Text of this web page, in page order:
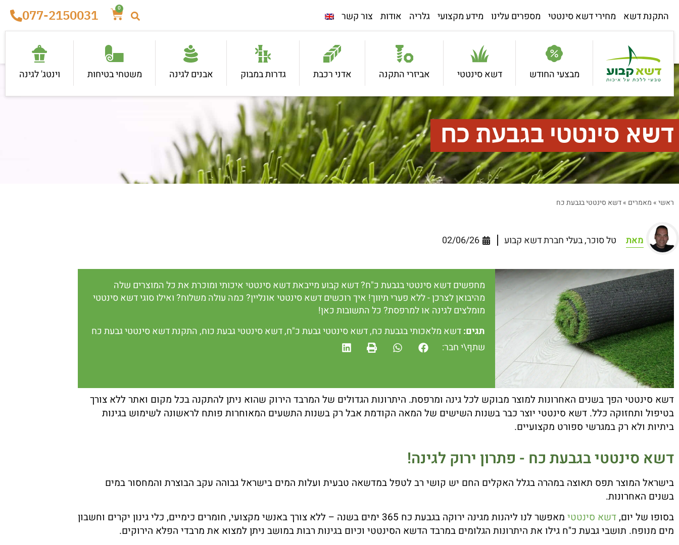
התקנת דשא מחירי דשא סינטטי מספרים עלינו מידע מקצועי גלריה אודות צור קשר
0
077-2150031
מבצעי החודש דשא סינטטי אביזרי התקנה אדני רכבת גדרות במבוק אבנים לגינה משטחי בטיחות וינטג' לגינה
דשא סינטטי בגבעת כח
ראשי»מאמרים »דשא סינטטי בגבעת כח
מאת טל סוכר, בעלי חברת דשא קבוע 02/06/26
מחפשים דשא סינטטי בגבעת כ"ח? דשא קבוע מייבאת דשא סינטטי איכותי ומוכרת את כל המוצרים שלה
מהיבואן לצרכן - ללא פערי תיווך! איך רוכשים דשא סינטטי אונליין? כמה עולה משלוח? ואילו סוגי דשא סינטטי
מומלצים לגינה או למרפסת? כל התשובות כאן!
תגים:דשא מלאכותי בגבעת כח,דשא סינטטי גבעת כ"ח,דשא סינטטי גבעת כוח,התקנת דשא סינטטי גבעת כח
שתף\י חבר:
דשא סינטטי הפך בשנים האחרונות למוצר מבוקש לכל גינה ומרפסת. היתרונות הגדולים של המרבד הירוק שהוא ניתן להתקנה בכל מקום ואתר ללא צורך
בטיפול ותחזוקה כלל. דשא סינטטי יוצר כבר בשנות השישים של המאה הקודמת אבל רק בשנות התשעים המאוחרות פותח לראשונה לשימוש בגינות
ביתיות ולא רק במגרשי ספורט מקצועיים.
דשא סינטטי בגבעת כח - פתרון ירוק לגינה!
בישראל המוצר תפס תאוצה במהרה בגלל האקלים החם יש קושי רב לטפל במדשאה טבעית ועלות המים בישראל גבוהה עקב הבוצרת והמחסור במים
בשנים האחרונות.
בסופו של יום,דשא סינטטי
מאפשר לנו ליהנות מגינה ירוקה בגבעת כח 365 ימים בשנה – ללא צורך באנשי מקצועי, חומרים כימיים, כלי גינון יקרים וחשבון
מים מנופח. תושבי גבעת כ"ח גילו את היתרונות הגלומים במרבד הדשא הסינטטי וכיום בגינות רבות במושב ניתן למצוא את מרבדי הפלא הירוקים.